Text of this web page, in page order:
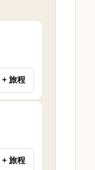
+ 旅程
+ 旅程